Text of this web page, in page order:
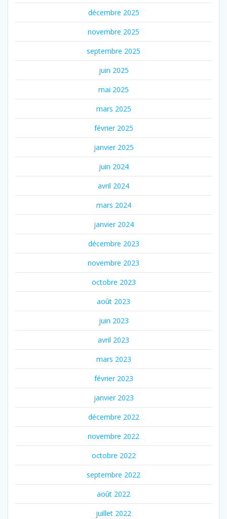
décembre 2025
novembre 2025
septembre 2025
juin 2025
mai 2025
mars 2025
février 2025
janvier 2025
juin 2024
avril 2024
mars 2024
janvier 2024
décembre 2023
novembre 2023
octobre 2023
août 2023
juin 2023
avril 2023
mars 2023
février 2023
janvier 2023
décembre 2022
novembre 2022
octobre 2022
septembre 2022
août 2022
juillet 2022